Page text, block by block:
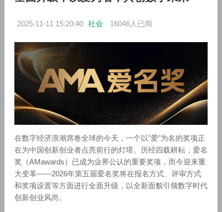
2025-11-11 15:20:40 社会 16046人已阅
在数字经济浪潮席卷全球的今天，一个以"爱"为名的奖项正
在为中国创新创业者点亮前行的灯塔。历经四载耕耘，爱名
奖（AMawards）已成为业界公认的重要奖项，而今迎来重
大变革——2026年第五届爱名奖将在报名方式、评审方式
和奖项设置等方面进行全面升级，以全新面貌引领数字时代
创新创业风尚。